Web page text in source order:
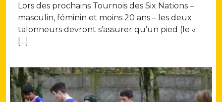
Lors des prochains Tournois des Six Nations –
masculin, féminin et moins 20 ans – les deux
talonneurs devront s’assurer qu’un pied (le «
[…]